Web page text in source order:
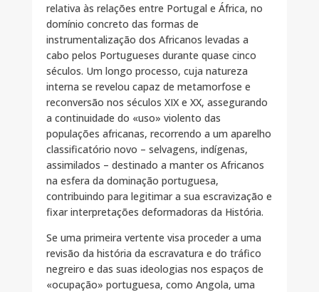
relativa às relações entre Portugal e África, no
domínio concreto das formas de
instrumentalização dos Africanos levadas a
cabo pelos Portugueses durante quase cinco
séculos. Um longo processo, cuja natureza
interna se revelou capaz de metamorfose e
reconversão nos séculos XIX e XX, assegurando
a continuidade do «uso» violento das
populações africanas, recorrendo a um aparelho
classificatório novo – selvagens, indígenas,
assimilados – destinado a manter os Africanos
na esfera da dominação portuguesa,
contribuindo para legitimar a sua escravização e
fixar interpretações deformadoras da História.
Se uma primeira vertente visa proceder a uma
revisão da história da escravatura e do tráfico
negreiro e das suas ideologias nos espaços de
«ocupação» portuguesa, como Angola, uma